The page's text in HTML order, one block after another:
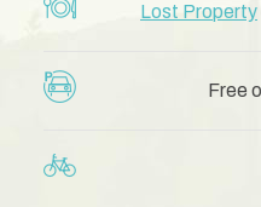
Lost Property
Free